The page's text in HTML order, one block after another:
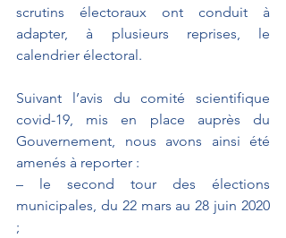
scrutins électoraux ont conduit à
adapter, à plusieurs reprises, le
calendrier électoral.
Suivant l’avis du comité scientifique
covid-19, mis en place auprès du
Gouvernement, nous avons ainsi été
amenés à reporter :
– le second tour des élections
municipales, du 22 mars au 28 juin 2020
;